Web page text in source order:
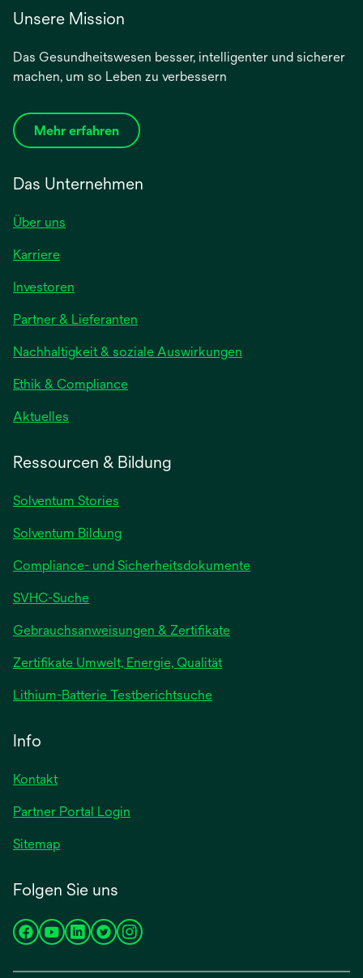
Unsere Mission
Das Gesundheitswesen besser, intelligenter und sicherer
machen, um so Leben zu verbessern
Mehr erfahren
Das Unternehmen
Über uns
Karriere
Investoren
Partner & Lieferanten
Nachhaltigkeit & soziale Auswirkungen
Ethik & Compliance
Aktuelles
Ressourcen & Bildung
Solventum Stories
Solventum Bildung
Compliance- und Sicherheitsdokumente
SVHC-Suche
Gebrauchsanweisungen & Zertifikatewird
Zertifikate Umwelt, Energie, Qualität
Lithium-Batterie Testberichtsuchewird
Info
Kontakt
Partner Portal Login
Sitemap
Folgen Sie uns
wirdwirdwirdwirdwird